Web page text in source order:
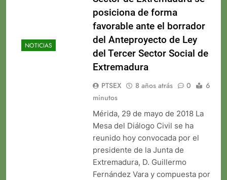
NOTICIAS
posiciona de forma
favorable ante el borrador
del Anteproyecto de Ley
del Tercer Sector Social de
Extremadura
PTSEX 8 años atrás 0
6
minutos
Mérida, 29 de mayo de 2018 La
Mesa del Diálogo Civil se ha
reunido hoy convocada por el
presidente de la Junta de
Extremadura, D. Guillermo
Fernández Vara y compuesta por